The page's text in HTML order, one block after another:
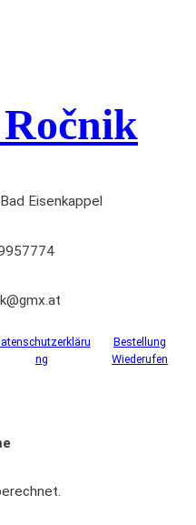
Eisenkappel
ng
Bestellung
Wiederufen